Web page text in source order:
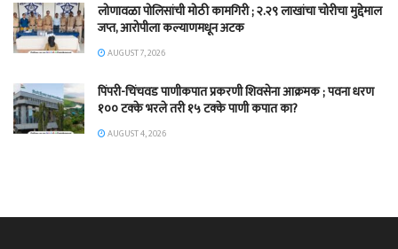
लोणावळा पोलिसांची मोठी कामगिरी ; २.२९ लाखांचा चोरीचा मुद्देमाल
जप्त, आरोपीला कल्याणमधून अटक
AUGUST 7, 2026
पिंपरी-चिंचवड पाणीकपात प्रकरणी शिवसेना आक्रमक ; पवना धरण
१०० टक्के भरले तरी १५ टक्के पाणी कपात का?
AUGUST 4, 2026